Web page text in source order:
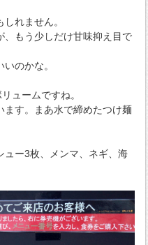
れません。
、もう少しだけ甘味抑え目で
のかな。
ュームですね。
ます。まあ水で締めたつけ麺
ュー3枚、メンマ、ネギ、海